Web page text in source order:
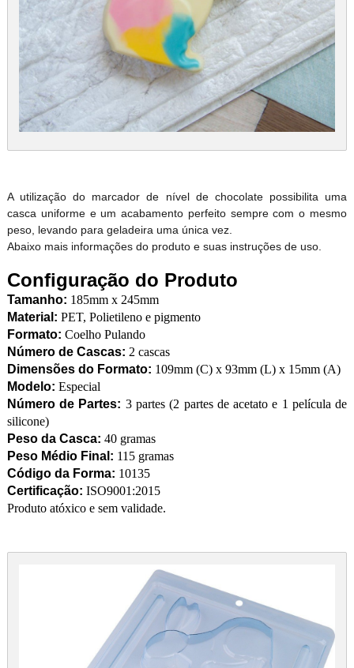
A utilização do marcador de nível de chocolate possibilita uma
casca uniforme e um acabamento perfeito sempre com o mesmo
peso, levando para geladeira uma única vez.
Abaixo mais informações do produto e suas instruções de uso.
Configuração do Produto
Tamanho: 185mm x 245mm
Material: PET, Polietileno e pigmento
Formato: Coelho Pulando
Número de Cascas: 2 cascas
Dimensões do Formato: 109mm (C) x 93mm (L) x 15mm (A)
Modelo: Especial
Número de Partes: 3 partes (2 partes de acetato e 1 película de
silicone)
Peso da Casca: 40 gramas
Peso Médio Final: 115 gramas
Código da Forma: 10135
Certificação: ISO9001:2015
Produto atóxico e sem validade.